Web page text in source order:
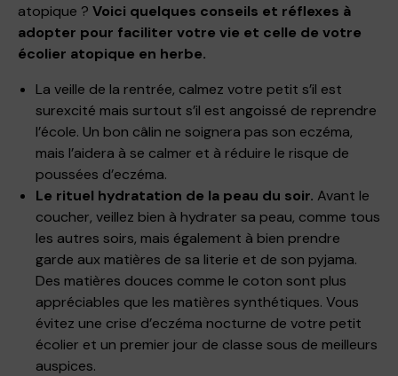
atopique ? Voici quelques conseils et réflexes à
adopter pour faciliter votre vie et celle de votre
écolier atopique en herbe.
La veille de la rentrée, calmez votre petit s’il est
surexcité mais surtout s’il est angoissé de reprendre
l’école. Un bon câlin ne soignera pas son eczéma,
mais l’aidera à se calmer et à réduire le risque de
poussées d’eczéma.
Le rituel hydratation de la peau du soir. Avant le
coucher, veillez bien à hydrater sa peau, comme tous
les autres soirs, mais également à bien prendre
garde aux matières de sa literie et de son pyjama.
Des matières douces comme le coton sont plus
appréciables que les matières synthétiques. Vous
évitez une crise d’eczéma nocturne de votre petit
écolier et un premier jour de classe sous de meilleurs
auspices.